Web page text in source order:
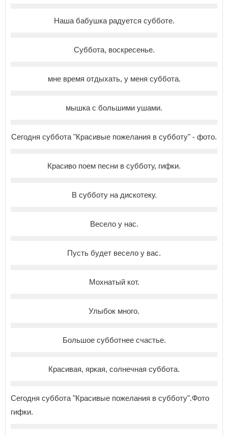
Наша бабушка радуется субботе.
Суббота, воскресенье.
мне время отдыхать, у меня суббота.
мышка с большими ушами.
Сегодня суббота "Красивые пожелания в субботу" - фото.
Красиво поем песни в субботу, гифки.
В субботу на дискотеку.
Весело у нас.
Пусть будет весело у вас.
Мохнатый кот.
Улыбок много.
Большое субботнее счастье.
Красивая, яркая, солнечная суббота.
Сегодня суббота "Красивые пожелания в субботу".Фото
гифки.